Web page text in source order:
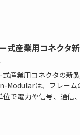
式産業用コネクタ
式産業用コネクタの
Modularは、フレーム
で電力や信号、通信